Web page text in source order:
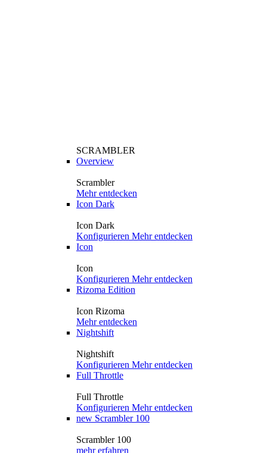
SCRAMBLER
Overview
Scrambler
Mehr entdecken
Icon Dark
Icon Dark
Konfigurieren Mehr entdecken
Icon
Icon
Konfigurieren Mehr entdecken
Rizoma Edition
Icon Rizoma
Mehr entdecken
Nightshift
Nightshift
Konfigurieren Mehr entdecken
Full Throttle
Full Throttle
Konfigurieren Mehr entdecken
new Scrambler 100
Scrambler 100
mehr erfahren